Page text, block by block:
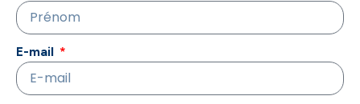
E-mail